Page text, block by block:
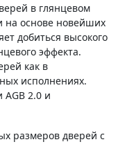
в глянцевом
на основе новейших
добиться высокого
эффекта.
как в
исполнениях.
AGB 2.0 и
размеров дверей с